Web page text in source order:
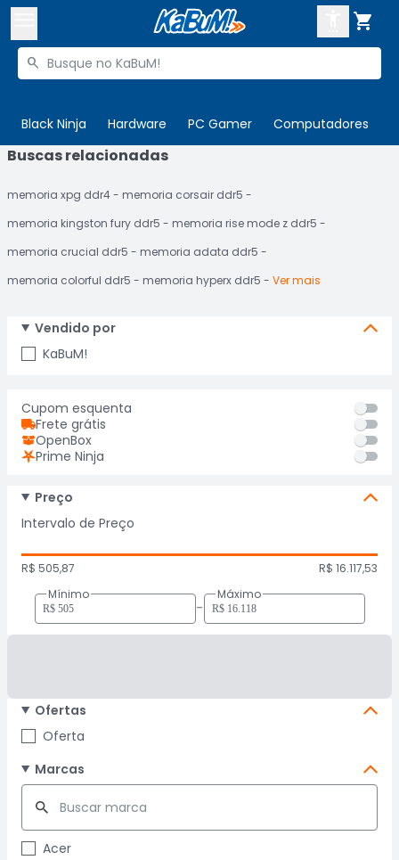

Buscar produtos

Black Ninja Hardware PC Gamer Computadores

 Departamentos
Cupons
Mais Vendidos
Ativar tradutor em libras
ENTRE
CADASTRE-SE
Buscas relacionadas
memoria xpg ddr4
memoria corsair ddr5
memoria kingston fury ddr5
memoria rise mode z ddr5
memoria crucial ddr5
memoria adata ddr5
memoria colorful ddr5
memoria hyperx ddr5 Ver mais
Vendido por
KaBuM!
Cupom esquenta
Frete grátis
OpenBox
Prime Ninja
Preço
Intervalo de Preço
R$ 505,87
R$ 16.117,53
Mínimo
-
Máximo
Ofertas
Oferta
Marcas
Acer